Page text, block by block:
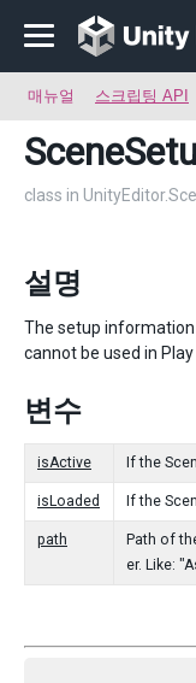
매뉴얼 스크립팅 API
class in
설명
The setup information
cannot be used in Play
변수
isActive If the
isLoaded If the
path
Path of
er. Like: